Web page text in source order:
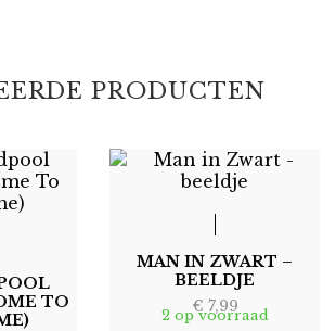
PRODUCTEN
TO
MAN IN ZWART –
BEELDJE
€ 7,99
2 op voorraad